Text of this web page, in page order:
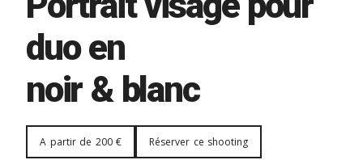
duo en
noir & blanc
A partir de 200 € Réserver ce shooting